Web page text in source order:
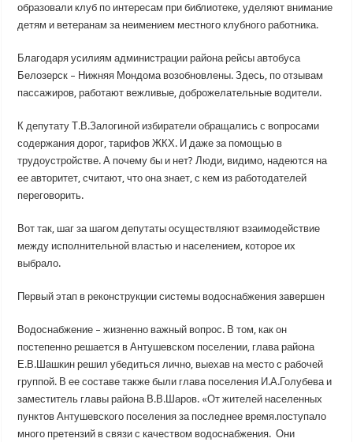
образовали клуб по интересам при библиотеке, уделяют внимание
детям и ветеранам за неимением местного клубного работника.
Благодаря усилиям администрации района рейсы автобуса
Белозерск – Нижняя Мондома возобновлены. Здесь, по отзывам
пассажиров, работают вежливые, доброжелательные водители.
К депутату Т.В.Залогиной избиратели обращались с вопросами
содержания дорог, тарифов ЖКХ. И даже за помощью в
трудоустройстве. А почему бы и нет? Люди, видимо, надеются на
ее авторитет, считают, что она знает, с кем из работодателей
переговорить.
Вот так, шаг за шагом депутаты осуществляют взаимодействие
между исполнительной властью и населением, которое их
выбрало.
Первый этап в реконструкции системы водоснабжения завершен
Водоснабжение – жизненно важный вопрос. В том, как он
постепенно решается в Антушевском поселении, глава района
Е.В.Шашкин решил убедиться лично, выехав на место с рабочей
группой. В ее составе также были глава поселения И.А.Голубева и
заместитель главы района В.В.Шаров. «От жителей населенных
пунктов Антушевского поселения за последнее время.поступало
много претензий в связи с качеством водоснабжения. Они